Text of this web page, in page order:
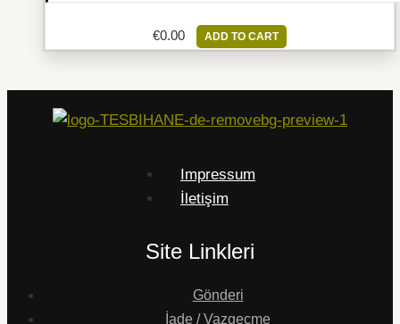
€0.00 ADD TO CART
Impressum
İletişim
Site Linkleri
Gönderi
İade / Vazgeçme